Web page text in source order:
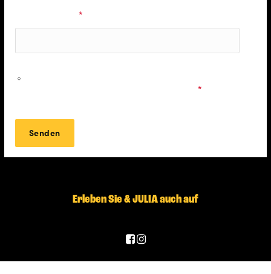
*
*
Erleben Sie & JULIA auch auf